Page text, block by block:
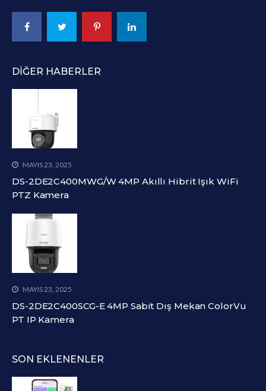
DIĞER HABERLER
MAYIS 23, 2025
DS-2DE2C400MWG/W 4MP Akıllı Hibrit Işık WiFi
PTZ Kamera
MAYIS 23, 2025
DS-2DE2C400SCG-E 4MP Sabit Dış Mekan ColorVu
PT IP Kamera
SON EKLENENLER